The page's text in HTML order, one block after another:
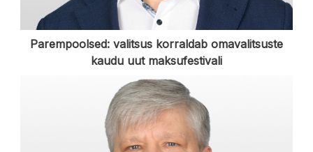
Parempoolsed: valitsus korraldab omavalitsuste
kaudu uut maksufestivali